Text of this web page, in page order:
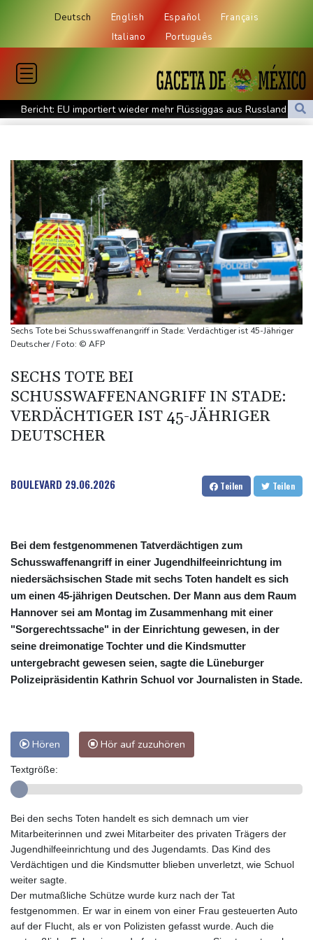
Deutsch English Español
Français
Italiano
Português
Bericht: EU importiert wieder mehr Flüssiggas aus Russland
Militärverwaltung: Mindestens drei Tote durch russische Angriffe
BUND kritisiert Lockerung von Sonntagsfahrverbot für Lkw - BDI
begrüßt es
Kolumbien: Neuer Präsident kündigt "unermüdlichen" Kampf
gegen Drogengewalt an
BUND kritisiert Lockerung von Sonn- und Feiertagsfahrverbot für
Lastwagen
Trump spricht nach Ballsaal-Urteil von "nationaler Schande"
Abholzung im Amazonas auf niedrigstem Stand seit einem
Jahrzehnt
Frei: Über Beteiligung an AfD-Regierung entscheidet nicht CDU
US-Senat stimmt für umfassendes Sanktionspaket gegen
Russland
"Rente mit 63": Unionsfraktionschef Frei offen für Härtefall- und
Übergangslösungen
Sechs Tote bei Schusswaffenangriff in Stade: Verdächtiger ist 45-Jähriger
Deutscher / Foto: © AFP
SECHS TOTE BEI
SCHUSSWAFFENANGRIFF IN STADE:
VERDÄCHTIGER IST 45-JÄHRIGER
DEUTSCHER
BOULEVARD 29.06.2026 Teilen Teilen
Bei dem festgenommenen Tatverdächtigen zum
Schusswaffenangriff in einer Jugendhilfeeinrichtung im
niedersächsischen Stade mit sechs Toten handelt es sich
um einen 45-jährigen Deutschen. Der Mann aus dem Raum
Hannover sei am Montag im Zusammenhang mit einer
"Sorgerechtssache" in der Einrichtung gewesen, in der
seine dreimonatige Tochter und die Kindsmutter
untergebracht gewesen seien, sagte die Lüneburger
Polizeipräsidentin Kathrin Schuol vor Journalisten in Stade.
Hören Hör auf zuzuhören
Textgröße:
Bei den sechs Toten handelt es sich demnach um vier
Mitarbeiterinnen und zwei Mitarbeiter des privaten Trägers der
Jugendhilfeeinrichtung und des Jugendamts. Das Kind des
Verdächtigen und die Kindsmutter blieben unverletzt, wie Schuol
weiter sagte.
Der mutmaßliche Schütze wurde kurz nach der Tat
festgenommen. Er war in einem von einer Frau gesteuerten Auto
auf der Flucht, als er von Polizisten gefasst wurde. Auch die